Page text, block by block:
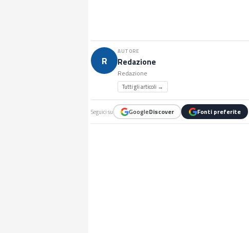
R
AUTORE
Redazione
Redazione
Tutti gli articoli →
Seguici su GoogleDiscover Fonti preferite